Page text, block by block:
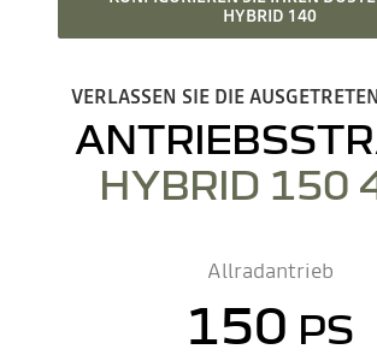
HYBRID 140
VERLASSEN SIE DIE
HYBRID 150
Allradantrieb
150 PS